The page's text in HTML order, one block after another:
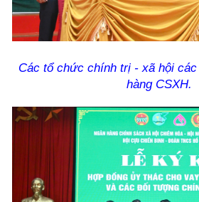
Các tổ chức chính trị - xã hội
hàng CSXH.